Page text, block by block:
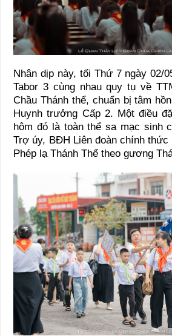
Nhân dịp này, tối Thứ 7 ngày 02/
Tabor 3 cùng nhau quy tụ về
Chầu Thánh thể, chuẩn bị tâm
Huynh trưởng Cấp 2. Một điều
hôm đó là toàn thể sa mạc sinh
Trợ úy, BĐH Liên đoàn chính thức
Phép lạ Thánh Thể theo gương